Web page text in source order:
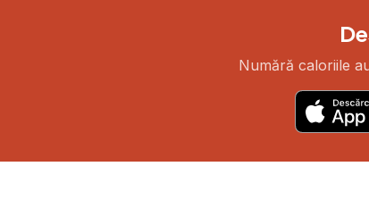
Numără caloriile